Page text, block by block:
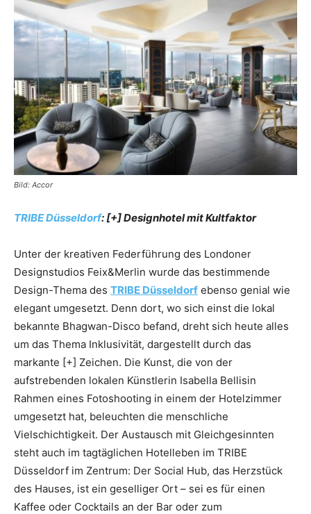
und
Reiseempfehlungen.
Bild: Accor
TRIBE Düsseldorf: [+] Designhotel mit Kultfaktor
Unter der kreativen Federführung des Londoner
Designstudios Feix&Merlin wurde das bestimmende
Design-Thema des TRIBE Düsseldorf ebenso genial wie
elegant umgesetzt. Denn dort, wo sich einst die lokal
bekannte Bhagwan-Disco befand, dreht sich heute alles
um das Thema Inklusivität, dargestellt durch das
markante [+] Zeichen. Die Kunst, die von der
aufstrebenden lokalen Künstlerin Isabella Bellisin
Rahmen eines Fotoshooting in einem der Hotelzimmer
umgesetzt hat, beleuchten die menschliche
Vielschichtigkeit. Der Austausch mit Gleichgesinnten
steht auch im tagtäglichen Hotelleben im TRIBE
Düsseldorf im Zentrum: Der Social Hub, das Herzstück
des Hauses, ist ein geselliger Ort – sei es für einen
Kaffee oder Cocktails an der Bar oder zum